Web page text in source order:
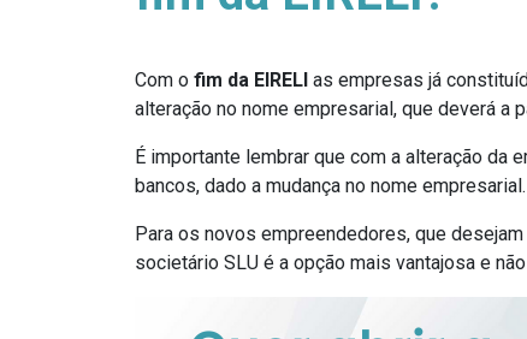
Com o fim da EIRELI as empresas já
alteração no nome empresarial, que deverá a
É importante lembrar que com a alteração
bancos, dado a mudança no nome empresarial.
Para os novos empreendedores, que
societário SLU é a opção mais vantajosa e